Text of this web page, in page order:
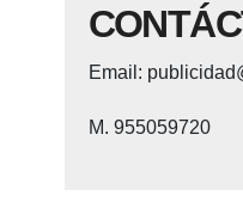
Email:
M. 955059720